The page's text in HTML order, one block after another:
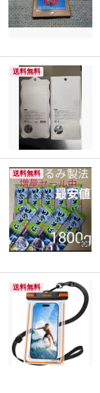
送料無料
送料無料
送料無料